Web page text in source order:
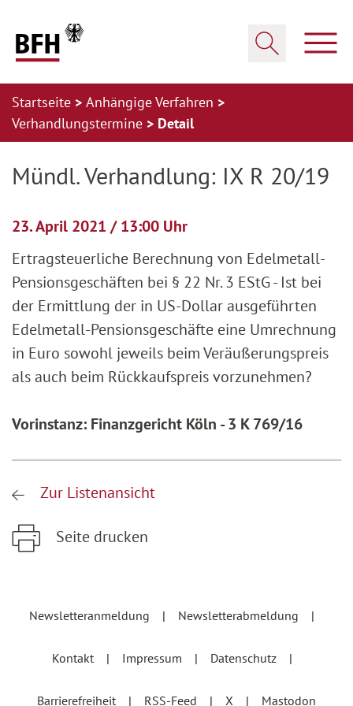
Startseite
Anhängige Verfahren
Verhandlungstermine
Detail
Mündl. Verhandlung: IX R 20/19
23. April 2021 / 13:00 Uhr
Ertragsteuerliche Berechnung von Edelmetall-
Pensionsgeschäften bei § 22 Nr. 3 EStG - Ist bei
der Ermittlung der in US-Dollar ausgeführten
Edelmetall-Pensionsgeschäfte eine Umrechnung
in Euro sowohl jeweils beim Veräußerungspreis
als auch beim Rückkaufspreis vorzunehmen?
Vorinstanz: Finanzgericht Köln - 3 K 769/16
Zur Listenansicht
Seite drucken
Newsletteranmeldung
Newsletterabmeldung
Kontakt Impressum Datenschutz
Barrierefreiheit RSS-Feed X Mastodon